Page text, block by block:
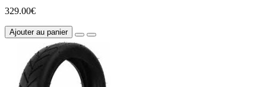
329.00€
Ajouter au panier